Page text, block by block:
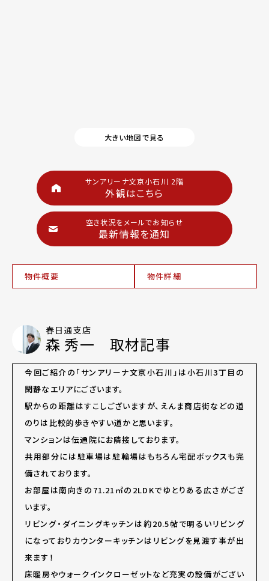
大きい地図で見る
サンアリーナ文京小石川 2階
外観はこちら
空き状況をメールでお知らせ
最新情報を通知
物件概要 物件詳細
春日通支店
森 秀一 取材記事
今回ご紹介の「サンアリーナ文京小石川」は小石川3丁目の
閑静なエリアにございます。
駅からの距離はすこしございますが、えんま商店街などの道
のりは比較的歩きやすい道かと思います。
マンションは伝通院にお隣接しております。
共用部分には駐車場は駐輪場はもちろん宅配ボックスも完
備されております。
お部屋は南向きの71.21㎡の2LDKでゆとりある広さがござ
います。
リビング・ダイニングキッチンは約20.5帖で明るいリビング
になっておりカウンターキッチンはリビングを見渡す事が出
来ます！
床暖房やウォークインクローゼットなど充実の設備がござい